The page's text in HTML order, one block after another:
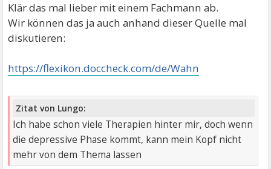
Klär das mal lieber mit einem Fachmann ab.
Wir können das ja auch anhand dieser Quelle mal
diskutieren:
https://flexikon.doccheck.com/de/Wahn
Zitat von Lungo:
Ich habe schon viele Therapien hinter mir, doch wenn
die depressive Phase kommt, kann mein Kopf nicht
mehr von dem Thema lassen